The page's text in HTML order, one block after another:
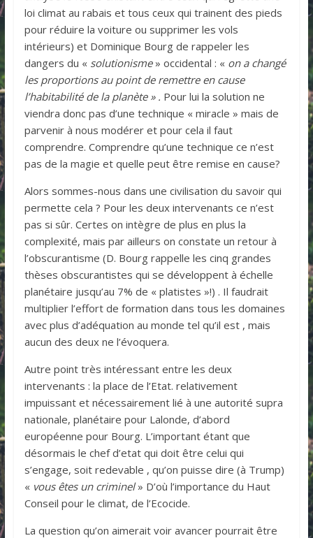
loi climat au rabais et tous ceux qui trainent des pieds
pour réduire la voiture ou supprimer les vols
intérieurs) et Dominique Bourg de rappeler les
dangers du « solutionisme» occidental : « on a changé
les proportions au point de remettre en cause
l’habitabilité de la planète » . Pour lui la solution ne
viendra donc pas d’une technique « miracle » mais de
parvenir à nous modérer et pour cela il faut
comprendre. Comprendre qu’une technique ce n’est
pas de la magie et quelle peut être remise en cause?
Alors sommes-nous dans une civilisation du savoir qui
permette cela ? Pour les deux intervenants ce n’est
pas si sûr. Certes on intègre de plus en plus la
complexité, mais par ailleurs on constate un retour à
l’obscurantisme (D. Bourg rappelle les cinq grandes
thèses obscurantistes qui se développent à échelle
planétaire jusqu’au 7% de « platistes »!) . Il faudrait
multiplier l’effort de formation dans tous les domaines
avec plus d’adéquation au monde tel qu’il est , mais
aucun des deux ne l’évoquera.
Autre point très intéressant entre les deux
intervenants : la place de l’Etat. relativement
impuissant et nécessairement lié à une autorité supra
nationale, planétaire pour Lalonde, d’abord
européenne pour Bourg. L’important étant que
désormais le chef d’etat qui doit être celui qui
s’engage, soit redevable , qu’on puisse dire (à Trump)
« vous êtes un criminel» D’où l’importance du Haut
Conseil pour le climat, de l’Ecocide.
La question qu’on aimerait voir avancer pourrait être